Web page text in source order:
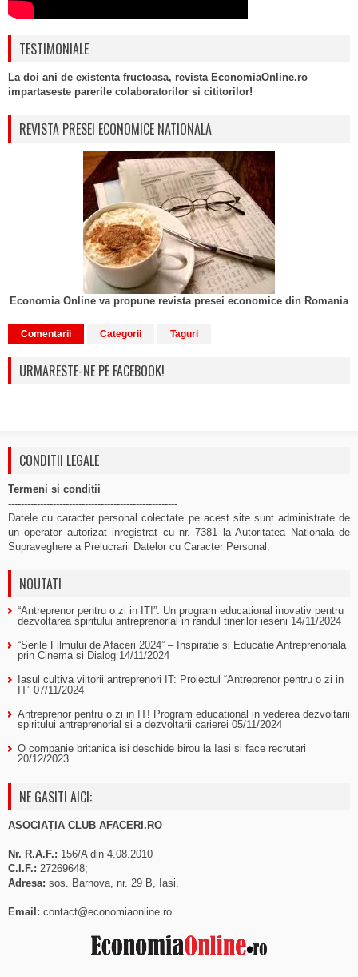
TESTIMONIALE
La doi ani de existenta fructoasa, revista EconomiaOnline.ro
impartaseste parerile colaboratorilor si cititorilor!
REVISTA PRESEI ECONOMICE NATIONALA
Economia Online va propune revista presei economice din Romania
Comentarii Categorii Taguri
URMARESTE-NE PE FACEBOOK!
CONDITII LEGALE
Termeni si conditii
-----------------------------------------------------
Datele cu caracter personal colectate pe acest site sunt administrate de
un operator autorizat inregistrat cu nr. 7381 la Autoritatea Nationala de
Supraveghere a Prelucrarii Datelor cu Caracter Personal.
NOUTATI
“Antreprenor pentru o zi in IT!”: Un program educational inovativ pentru
dezvoltarea spiritului antreprenorial in randul tinerilor ieseni 14/11/2024
“Serile Filmului de Afaceri 2024” – Inspiratie si Educatie Antreprenoriala
prin Cinema si Dialog 14/11/2024
Iasul cultiva viitorii antreprenori IT: Proiectul “Antreprenor pentru o zi in
IT” 07/11/2024
Antreprenor pentru o zi in IT! Program educational in vederea dezvoltarii
spiritului antreprenorial si a dezvoltarii carierei 05/11/2024
O companie britanica isi deschide birou la Iasi si face recrutari
20/12/2023
NE GASITI AICI:
ASOCIAȚIA CLUB AFACERI.RO
Nr. R.A.F.: 156/A din 4.08.2010
C.I.F.: 27269648;
Adresa: sos. Barnova, nr. 29 B, Iasi.
Email: contact@economiaonline.ro